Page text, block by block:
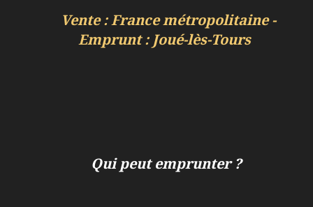
Vente : France métropolitaine -
Emprunt : Joué-lès-Tours
Qui peut emprunter ?